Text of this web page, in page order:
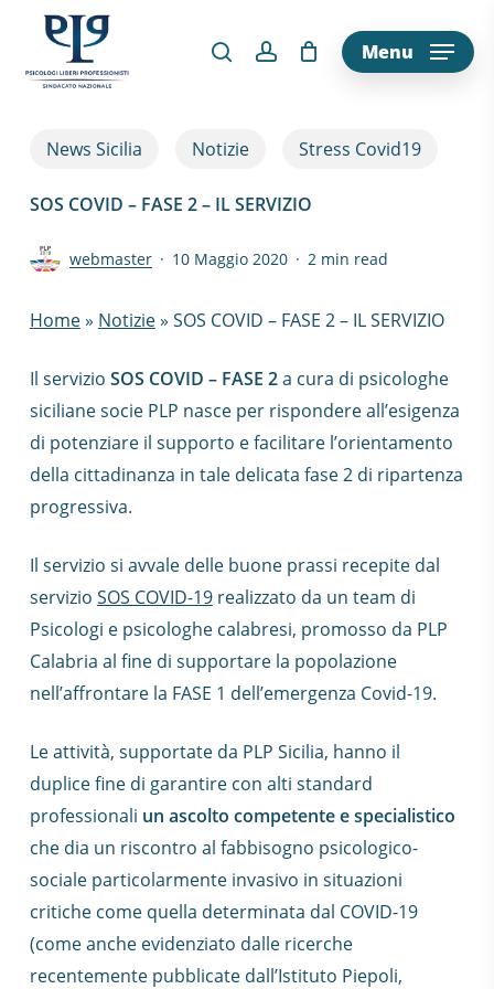
main
Menu
News Sicilia Notizie Stress Covid19
SOS COVID – FASE 2 – IL SERVIZIO
webmaster 10 Maggio 2020 2 min read
Home» Notizie» SOS COVID – FASE 2 – IL SERVIZIO
Il servizio SOS COVID – FASE 2a cura di psicologhe
siciliane socie PLP nasce per rispondere all’esigenza
di potenziare il supporto e facilitare l’orientamento
della cittadinanza in tale delicata fase 2 di ripartenza
progressiva.
Il servizio si avvale delle buone prassi recepite dal
servizio SOS COVID-19realizzato da un team di
Psicologi e psicologhe calabresi, promosso da PLP
Calabria al fine di supportare la popolazione
nell’affrontare la FASE 1 dell’emergenza Covid-19.
Le attività, supportate da PLP Sicilia, hanno il
duplice fine di garantire con alti standard
professionali un ascolto competente e specialistico
che dia un riscontro al fabbisogno psicologico-
sociale particolarmente invasivo in situazioni
critiche come quella determinata dal COVID-19
(come anche evidenziato dalle ricerche
recentemente pubblicate dall’Istituto Piepoli,